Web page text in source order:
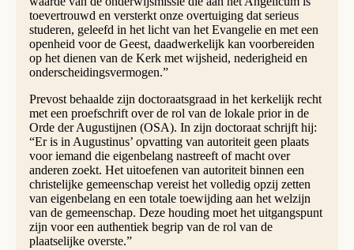
toevertrouwd en versterkt onze overtuiging dat serieus
studeren, geleefd in het licht van het Evangelie en met een
openheid voor de Geest, daadwerkelijk kan voorbereiden
op het dienen van de Kerk met wijsheid, nederigheid en
onderscheidingsvermogen.”
Prevost behaalde zijn doctoraatsgraad in het kerkelijk recht
met een proefschrift over de rol van de lokale prior in de
Orde der Augustijnen (OSA). In zijn doctoraat schrijft hij:
“Er is in Augustinus’ opvatting van autoriteit geen plaats
voor iemand die eigenbelang nastreeft of macht over
anderen zoekt. Het uitoefenen van autoriteit binnen een
christelijke gemeenschap vereist het volledig opzij zetten
van eigenbelang en een totale toewijding aan het welzijn
van de gemeenschap. Deze houding moet het uitgangspunt
zijn voor een authentiek begrip van de rol van de
plaatselijke overste.”